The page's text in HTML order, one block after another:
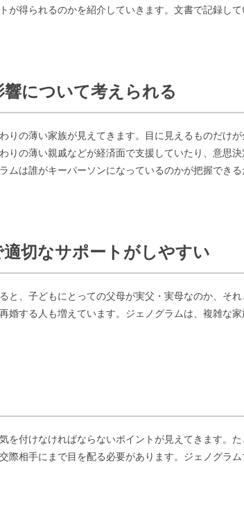
が得られるのかを紹介していきます。文書で記録し
について考えられる
りの薄い家族が見えてきます。目に見えるものだけ
りの薄い親戚などが経済面で支援していたり、意思
ムは誰がキーパーソンになっているのかが把握でき
切なサポートがしやすい
と、子どもにとっての父母が実父・実母なのか、そ
婚する人も増えています。ジェノグラムは、複雑な
を付けなければならないポイントが見えてきます。
際相手にまで目を配る必要があります。ジェノグラ